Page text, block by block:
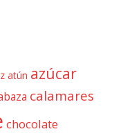
atún azúcar
calamares
chocolate